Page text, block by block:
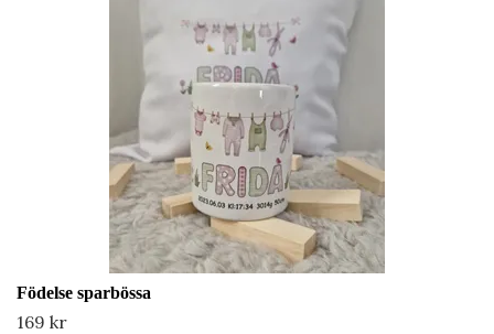
Födelse sparbössa
169 kr